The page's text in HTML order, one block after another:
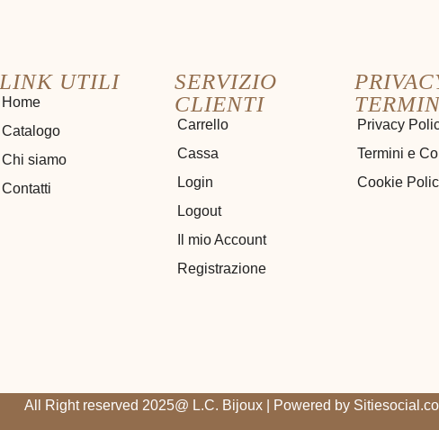
LINK UTILI
Home
Catalogo
Chi siamo
Contatti
SERVIZIO
CLIENTI
Carrello
Cassa
Login
Logout
Il mio Account
Registrazione
Privacy
Termini e
Cookie
All Right reserved 2025@ L.C. Bijoux | Powered by